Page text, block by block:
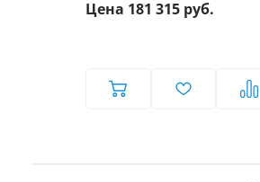
Цена 181 315 руб.